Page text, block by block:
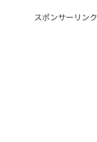
スポンサーリンク